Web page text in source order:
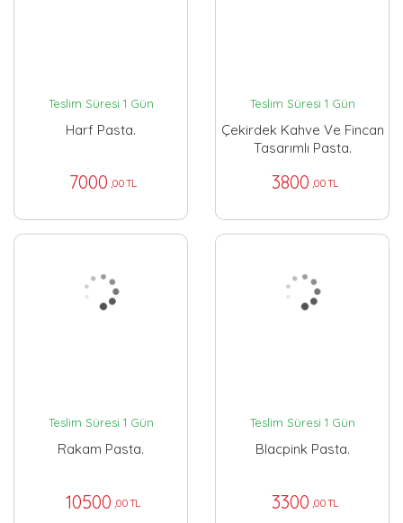
Teslim Süresi 1 Gün
Harf Pasta.
7000 ,00 TL
Teslim Süresi 1 Gün
Çekirdek Kahve Ve Fincan
Tasarımlı Pasta.
3800 ,00 TL
Teslim Süresi 1 Gün
Rakam Pasta.
10500 ,00 TL
Teslim Süresi 1 Gün
Blacpink Pasta.
3300 ,00 TL